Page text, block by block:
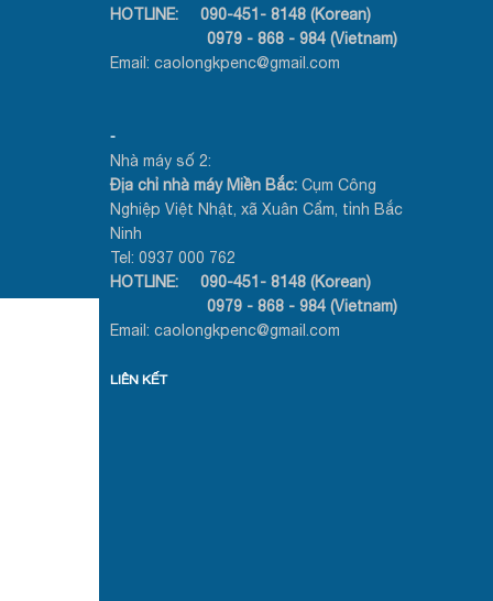
HOTLINE: 090-451- 8148 (Korean)
0979 - 868 - 984 (Vietnam)
Email: caolongkpenc@gmail.com
-
Nhà máy số 2:
Địa chỉ nhà máy Miền Bắc: Cụm Công
Nghiệp Việt Nhật, xã Xuân Cẩm, tỉnh Bắc
Ninh
Tel: 0937 000 762
HOTLINE: 090-451- 8148 (Korean)
0979 - 868 - 984 (Vietnam)
Email: caolongkpenc@gmail.com
LIÊN KẾT